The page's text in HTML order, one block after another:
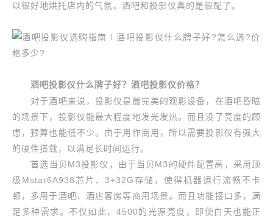
以很好地烘托店内的气氛。酒吧和投影仪真的是很配了。
酒吧投影仪什么牌子好？酒吧投影仪价格？
对于酒吧来说，投影仪是最完美的观影设备，在酒吧昏暗
的场景下，投影仪能最大程度地发光发热。而且没了亮度的顾
虑，预算也能低不少。由于用作商用，所以需要投影仪有强大
的硬件搭载，以满足长时间运行。
首选当贝M3投影仪，由于当贝M3的硬件配置高，采用顶
级Mstar6A938芯片、3+32G存储，使得机器运行流畅不卡
顿，多用于酒吧、酒店客房等商用场景。而且功能接口多，满
足多种需求。不仅如此，4500的光源亮度，即使白天也能正